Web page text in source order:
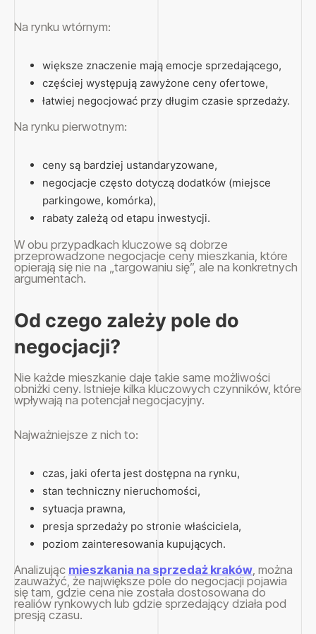
Na rynku wtórnym:
większe znaczenie mają emocje sprzedającego,
częściej występują zawyżone ceny ofertowe,
łatwiej negocjować przy długim czasie sprzedaży.
Na rynku pierwotnym:
ceny są bardziej ustandaryzowane,
negocjacje często dotyczą dodatków (miejsce
parkingowe, komórka),
rabaty zależą od etapu inwestycji.
W obu przypadkach kluczowe są dobrze
przeprowadzone negocjacje ceny mieszkania, które
opierają się nie na „targowaniu się”, ale na konkretnych
argumentach.
Od czego zależy pole do
negocjacji?
Nie każde mieszkanie daje takie same możliwości
obniżki ceny. Istnieje kilka kluczowych czynników, które
wpływają na potencjał negocjacyjny.
Najważniejsze z nich to:
czas, jaki oferta jest dostępna na rynku,
stan techniczny nieruchomości,
sytuacja prawna,
presja sprzedaży po stronie właściciela,
poziom zainteresowania kupujących.
Analizując mieszkania na sprzedaż kraków, można
zauważyć, że największe pole do negocjacji pojawia
się tam, gdzie cena nie została dostosowana do
realiów rynkowych lub gdzie sprzedający działa pod
presją czasu.